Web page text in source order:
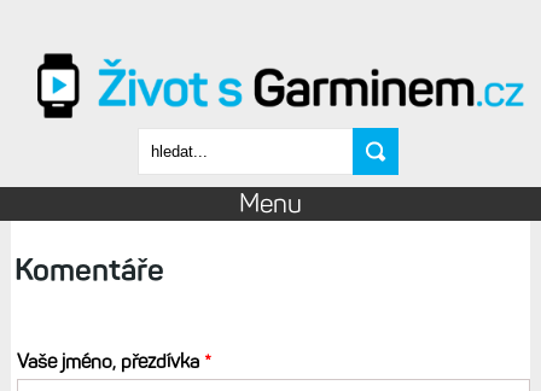
Vyhledávání
Menu
Komentáře
Vaše jméno, přezdívka *